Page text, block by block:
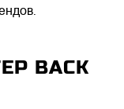
BACK